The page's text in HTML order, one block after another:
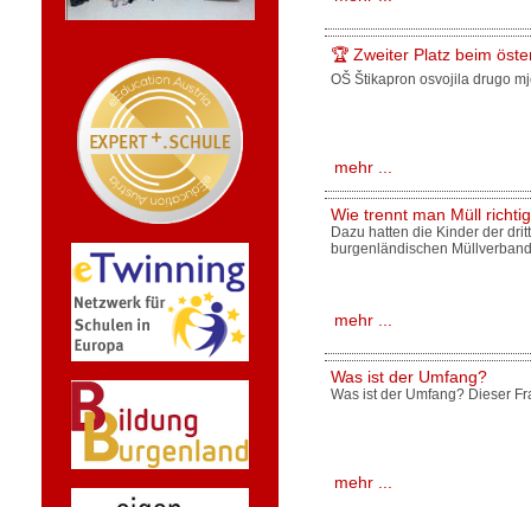
🏆 Zweiter Platz beim
OŠ Štikapron osvojila drugo
mehr ...
Wie trennt man Müll
Dazu hatten die Kinder der
burgenländischen
mehr ...
Was ist der Umfang?
Was ist der Umfang? Dieser
mehr ...